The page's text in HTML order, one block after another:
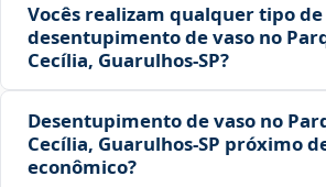
Vocês realizam qualquer tipo de
desentupimento de vaso no
Cecília, Guarulhos‑SP?
Desentupimento de vaso no
Cecília, Guarulhos‑SP próximo
econômico?